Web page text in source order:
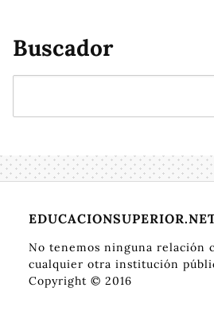
Buscador
No tenemos ninguna relación
cualquier otra institución
Copyright © 2016